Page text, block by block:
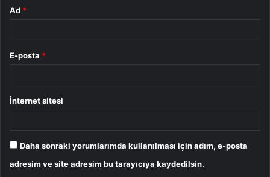
Ad *
E-posta *
İnternet sitesi
Daha sonraki yorumlarımda kullanılması için adım, e-posta
adresim ve site adresim bu tarayıcıya kaydedilsin.